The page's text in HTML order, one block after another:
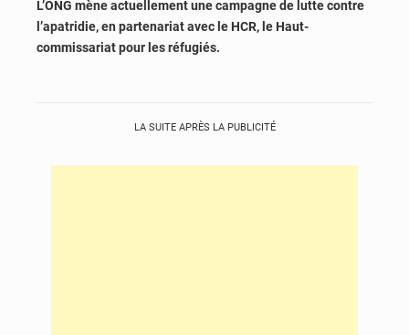
L’ONG mène actuellement une campagne de lutte contre
l’apatridie, en partenariat avec le HCR, le Haut-
commissariat pour les réfugiés.
LA SUITE APRÈS LA PUBLICITÉ